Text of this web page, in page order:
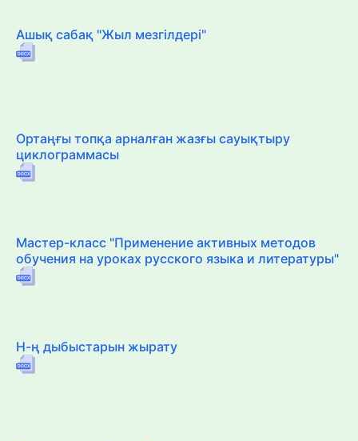
Ашық сабақ "Жыл мезгілдері"
Ортаңғы топқа арналған жазғы сауықтыру
циклограммасы
Мастер-класс "Применение активных методов
обучения на уроках русского языка и литературы"
Н-ң дыбыстарын жырату